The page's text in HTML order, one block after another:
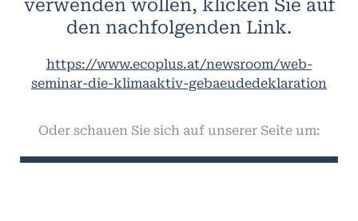
verwenden wollen, klicken Sie auf
den nachfolgenden Link.
https://www.ecoplus.at/newsroom/web-
seminar-die-klimaaktiv-gebaeudedeklaration
Oder schauen Sie sich auf unserer Seite um: